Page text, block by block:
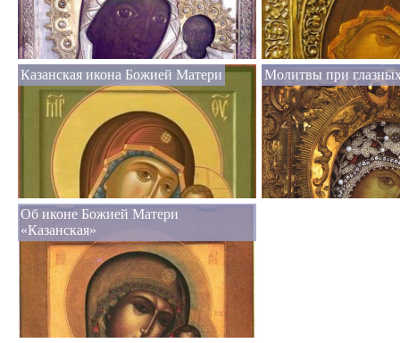
Казанская икона Божией Матери Молитвы при
Об иконе Божией Матери
«Казанская»